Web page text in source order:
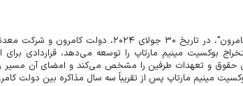
در تاریخ ۳۰ جولای۲۰۲۴، دولت کامرون و شرکت
بوکسیت مینیم مارتاپ را توسعه می‌دهد، قراردادی
حقوق و تعهدات طرفین را مشخص می‌کند و امضای آن مسیر
مینیم مارتاپ پس از تقریباً سه سال مذاکره بین دولت